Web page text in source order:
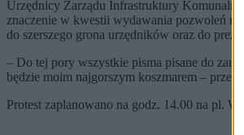
Urzędnicy Zarządu Infrastruktury
znaczenie w kwestii wydawania pozwoleń
do szerszego grona urzędników oraz do
– Do tej pory wszystkie pisma pisane do
będzie moim najgorszym koszmarem –
Protest zaplanowano na godz. 14.00 na pl.